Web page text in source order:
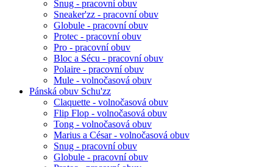
Snug - pracovní obuv
Sneaker'zz - pracovní obuv
Globule - pracovní obuv
Protec - pracovní obuv
Pro - pracovní obuv
Bloc a Sécu - pracovní obuv
Polaire - pracovní obuv
Mule - volnočasová obuv
Pánská obuv Schu'zz
Claquette - volnočasová obuv
Flip Flop - volnočasová obuv
Tong - volnočasová obuv
Marius a César - volnočasová obuv
Snug - pracovní obuv
Globule - pracovní obuv